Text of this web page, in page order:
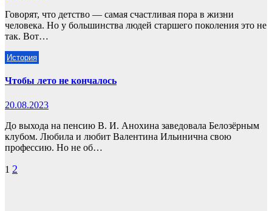
Говорят, что детство — самая счастливая пора в жизни
человека. Но у большинства людей старшего поколения это не
так. Вот…
История
Чтобы лето не кончалось
20.08.2023
До выхода на пенсию В. И. Анохина заведовала Белозёрным
клубом. Любила и любит Валентина Ильинична свою
профессию. Но не об…
Пагинация
1 2